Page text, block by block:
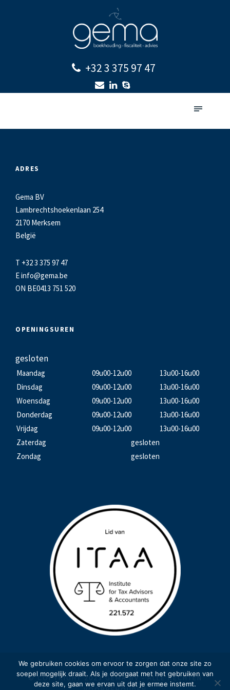
+32 3 375 97 47
ADRES
Gema BV
Lambrechtshoekenlaan 254
2170 Merksem
België
T +32 3 375 97 47
Einfo@gema.be
ON BE0413 751 520
OPENINGSUREN
gesloten
Maandag 09u00-12u00
13u00-16u00
Dinsdag
09u00-12u00
13u00-16u00
Woensdag
09u00-12u00
13u00-16u00
Donderdag
09u00-12u00
13u00-16u00
Vrijdag
09u00-12u00
13u00-16u00
Zaterdag
gesloten
Zondag
gesloten
© COPYRIGHT 2023 GEMA BV - ALLE RECHTEN
We gebruiken cookies om ervoor te zorgen dat onze site zo
soepel mogelijk draait. Als je doorgaat met het gebruiken van
deze site, gaan we ervan uit dat je ermee instemt.